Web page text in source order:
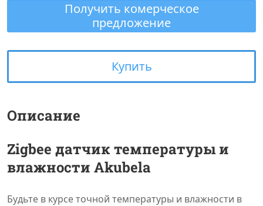
Получить комерческое
предложение
Купить
Описание
Zigbee датчик температуры и
влажности Akubela
Будьте в курсе точной температуры и влажности в